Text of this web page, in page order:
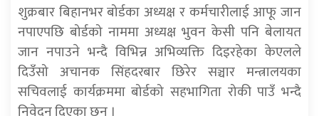
शुक्रबार बिहानभर बोर्डका अध्यक्ष र कर्मचारीलाई आफू जान
नपाएपछि बोर्डको नाममा अध्यक्ष भुवन केसी पनि बेलायत
जान नपाउने भन्दै विभिन्न अभिव्यक्ति दिइरहेका केएलले
दिउँसो अचानक सिंहदरबार छिरेर सञ्चार मन्त्रालयका
सचिवलाई कार्यक्रममा बोर्डको सहभागिता रोकी पाउँ भन्दै